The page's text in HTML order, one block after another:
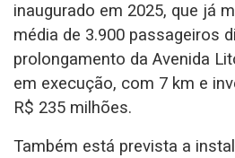
inaugurado em 2025, que já
média de 3.900 passageiros
prolongamento da Avenida
em execução, com 7 km e
R$ 235 milhões.
Também está prevista a